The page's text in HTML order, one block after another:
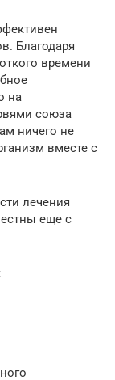
Благодаря
времени
на
союза
ничего не
вместе с
лечения
еще с